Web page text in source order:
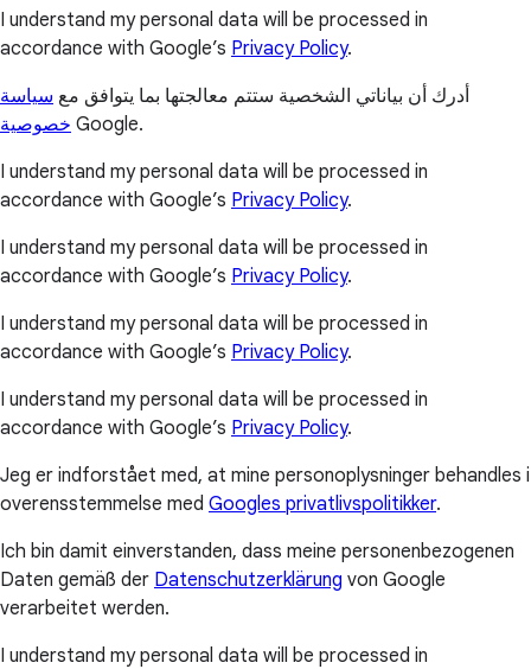
I understand my personal data will be processed in
accordance with Google’s Privacy Policy.
أدرك أن بياناتي الشخصية ستتم معالجتها بما يتوافق مع سياسة
خصوصية Google.
I understand my personal data will be processed in
accordance with Google’s Privacy Policy.
I understand my personal data will be processed in
accordance with Google’s Privacy Policy.
I understand my personal data will be processed in
accordance with Google’s Privacy Policy.
I understand my personal data will be processed in
accordance with Google’s Privacy Policy.
Jeg er indforstået med, at mine personoplysninger behandles i
overensstemmelse med Googles privatlivspolitikker.
Ich bin damit einverstanden, dass meine personenbezogenen
Daten gemäß der Datenschutzerklärung von Google
verarbeitet werden.
I understand my personal data will be processed in